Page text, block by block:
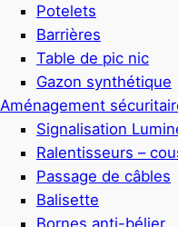
Potelets
Barrières
Table de pic nic
Gazon synthétique
Aménagement
Signalisation
Ralentisseurs –
Passage de câbles
Balisette
Bornes anti-bélier